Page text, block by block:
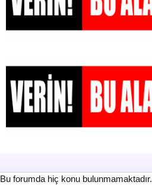
Bu forumda hiç konu bulunmamaktadır.